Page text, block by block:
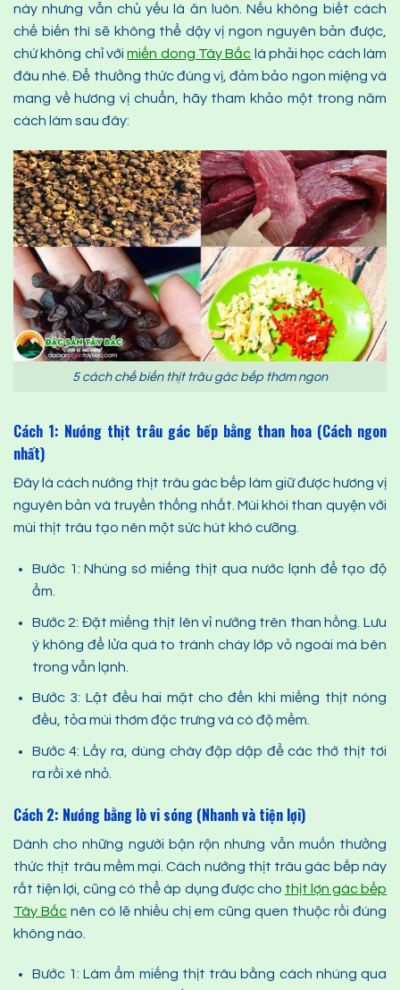
này nhưng vẫn chủ yếu là ăn luôn. Nếu không biết cách
chế biến thì sẽ không thể dậy vị ngon nguyên bản được,
chứ không chỉ vớimiến dong Tây Bắc là phải học cách làm
đâu nhé. Để thưởng thức đúng vị, đảm bảo ngon miệng và
mang về hương vị chuẩn, hãy tham khảo một trong năm
cách làm sau đây:
5 cách chế biến thịt trâu gác bếp thơm ngon
Cách 1: Nướng thịt trâu gác bếp bằng than hoa (Cách ngon
nhất)
Đây là cách nướng thịt trâu gác bếp làm giữ được hương vị
nguyên bản và truyền thống nhất. Mùi khói than quyện với
mùi thịt trâu tạo nên một sức hút khó cưỡng.
Bước 1: Nhúng sơ miếng thịt qua nước lạnh để tạo độ
ẩm.
Bước 2: Đặt miếng thịt lên vỉ nướng trên than hồng. Lưu
ý không để lửa quá to tránh cháy lớp vỏ ngoài mà bên
trong vẫn lạnh.
Bước 3: Lật đều hai mặt cho đến khi miếng thịt nóng
đều, tỏa mùi thơm đặc trưng và có độ mềm.
Bước 4: Lấy ra, dùng chày đập dập để các thớ thịt tơi
ra rồi xé nhỏ.
Cách 2: Nướng bằng lò vi sóng (Nhanh và tiện lợi)
Dành cho những người bận rộn nhưng vẫn muốn thưởng
thức thịt trâu mềm mại. Cách nướng thịt trâu gác bếp này
rất tiện lợi, cũng có thể áp dụng được cho thịt lợn gác bếp
Tây Bắcnên có lẽ nhiều chị em cũng quen thuộc rồi đúng
không nào.
Bước 1: Làm ẩm miếng thịt trâu bằng cách nhúng qua